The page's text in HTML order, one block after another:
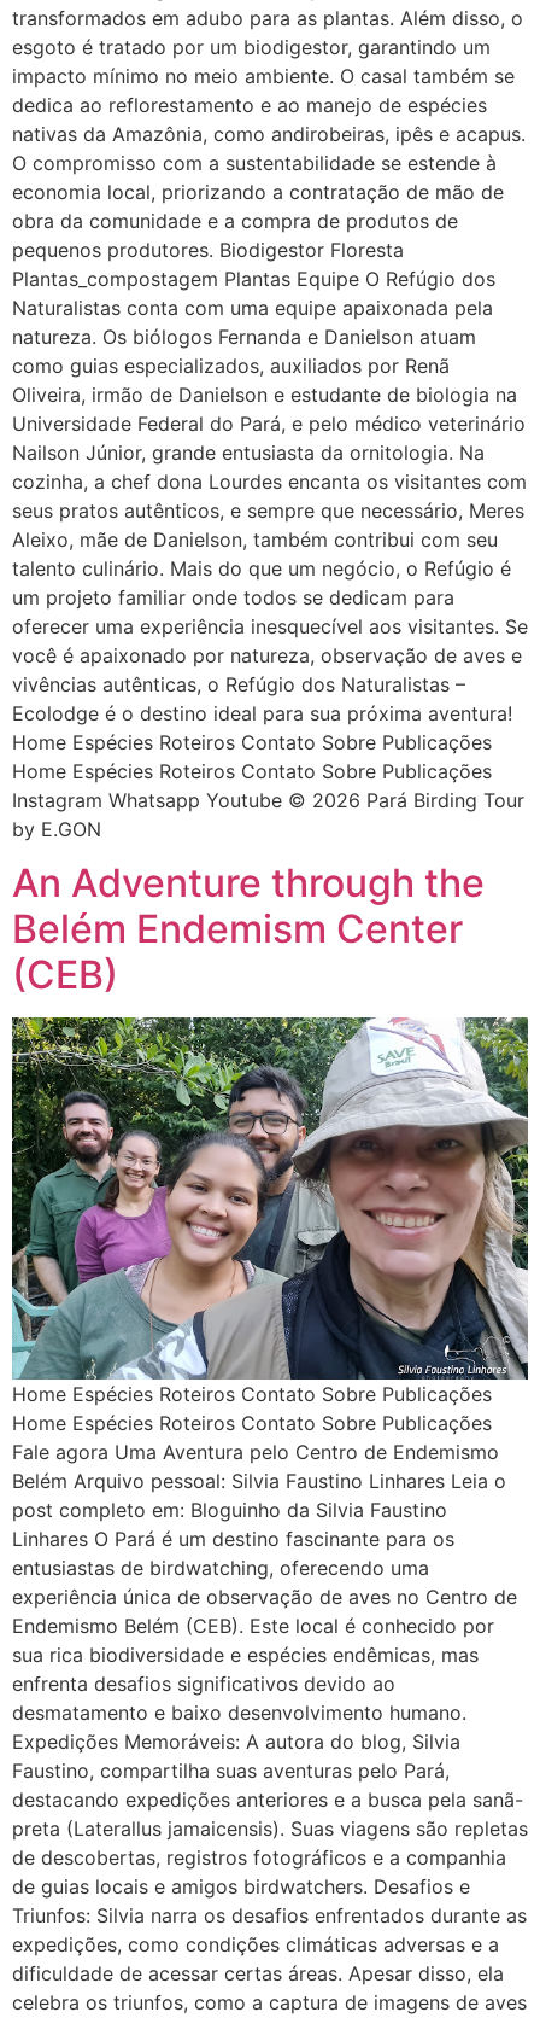
transformados em adubo para as plantas. Além disso, o
esgoto é tratado por um biodigestor, garantindo um
impacto mínimo no meio ambiente. O casal também se
dedica ao reflorestamento e ao manejo de espécies
nativas da Amazônia, como andirobeiras, ipês e acapus.
O compromisso com a sustentabilidade se estende à
economia local, priorizando a contratação de mão de
obra da comunidade e a compra de produtos de
pequenos produtores. Biodigestor Floresta
Plantas_compostagem Plantas Equipe O Refúgio dos
Naturalistas conta com uma equipe apaixonada pela
natureza. Os biólogos Fernanda e Danielson atuam
como guias especializados, auxiliados por Renã
Oliveira, irmão de Danielson e estudante de biologia na
Universidade Federal do Pará, e pelo médico veterinário
Nailson Júnior, grande entusiasta da ornitologia. Na
cozinha, a chef dona Lourdes encanta os visitantes com
seus pratos autênticos, e sempre que necessário, Meres
Aleixo, mãe de Danielson, também contribui com seu
talento culinário. Mais do que um negócio, o Refúgio é
um projeto familiar onde todos se dedicam para
oferecer uma experiência inesquecível aos visitantes. Se
você é apaixonado por natureza, observação de aves e
vivências autênticas, o Refúgio dos Naturalistas –
Ecolodge é o destino ideal para sua próxima aventura!
Home Espécies Roteiros Contato Sobre Publicações
Home Espécies Roteiros Contato Sobre Publicações
Instagram Whatsapp Youtube © 2026 Pará Birding Tour
by E.GON
An Adventure through the
Belém Endemism Center
(CEB)
Home Espécies Roteiros Contato Sobre Publicações
Home Espécies Roteiros Contato Sobre Publicações
Fale agora Uma Aventura pelo Centro de Endemismo
Belém Arquivo pessoal: Silvia Faustino Linhares Leia o
post completo em: Bloguinho da Silvia Faustino
Linhares O Pará é um destino fascinante para os
entusiastas de birdwatching, oferecendo uma
experiência única de observação de aves no Centro de
Endemismo Belém (CEB). Este local é conhecido por
sua rica biodiversidade e espécies endêmicas, mas
enfrenta desafios significativos devido ao
desmatamento e baixo desenvolvimento humano.
Expedições Memoráveis: A autora do blog, Silvia
Faustino, compartilha suas aventuras pelo Pará,
destacando expedições anteriores e a busca pela sanã-
preta (Laterallus jamaicensis). Suas viagens são repletas
de descobertas, registros fotográficos e a companhia
de guias locais e amigos birdwatchers. Desafios e
Triunfos: Silvia narra os desafios enfrentados durante as
expedições, como condições climáticas adversas e a
dificuldade de acessar certas áreas. Apesar disso, ela
celebra os triunfos, como a captura de imagens de aves